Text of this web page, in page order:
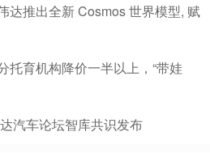
达推出全新 Cosmos 世界模型, 赋
托育机构降价一半以上，“带娃
汽车论坛智库共识发布